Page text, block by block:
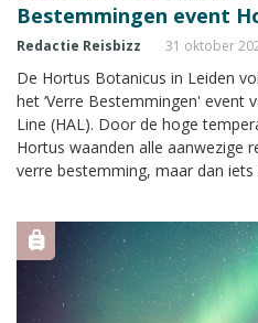
Bestemmingen event
Redactie Reisbizz 31 oktober
De Hortus Botanicus in Leiden
het ‘Verre Bestemmingen' event
Line (HAL). Door de hoge
Hortus waanden alle aanwezige
verre bestemming, maar dan
evenement.